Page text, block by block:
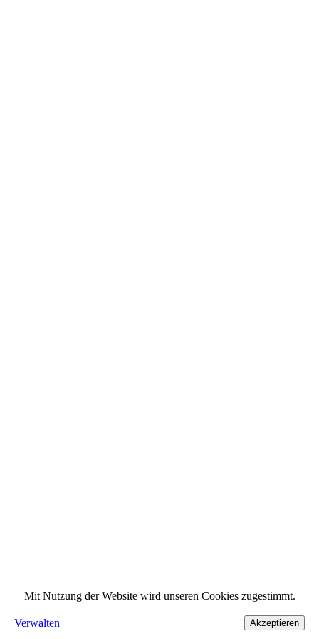
Mit Nutzung der Website wird unseren Cookies zugestimmt.
Verwalten Akzeptieren